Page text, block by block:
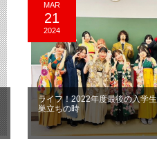
MAR
21
2024
ライフ！2022年度最後の入学生
巣立ちの時